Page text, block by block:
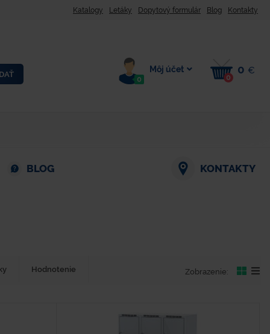
Katalogy Letáky Dopytový formulár Blog Kontakty
0
Môj účet
0
0 €
BLOG KONTAKTY
Hodnotenie Zobrazenie: